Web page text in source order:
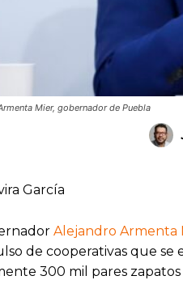
Mier, gobernador de Puebla
García
Alejandro Armenta
de cooperativas que se
300 mil pares